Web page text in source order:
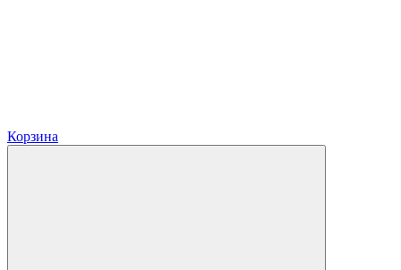
Корзина